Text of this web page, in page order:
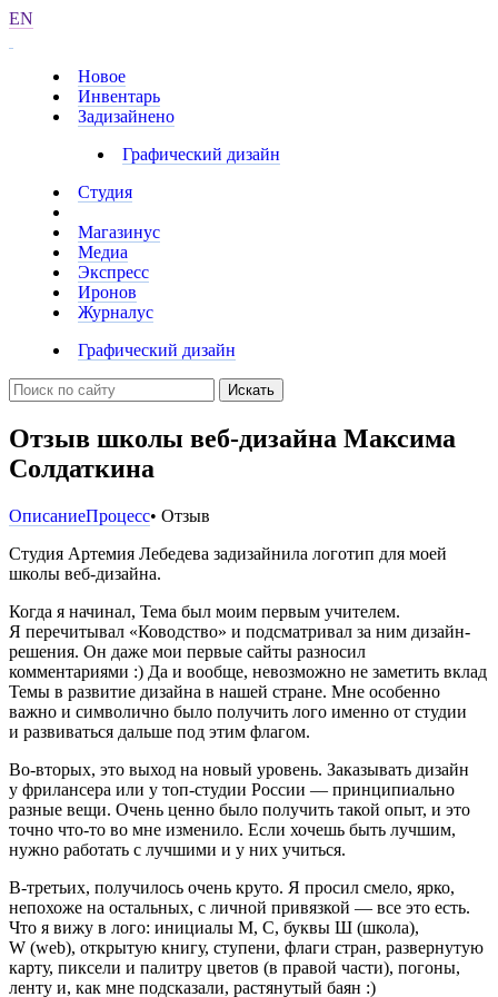
EN
Новое
Инвентарь
Задизайнено
Графический дизайн
Студия
Магазинус
Медиа
Экспресс
Иронов
Журналус
Графический дизайн
Искать
Отзыв школы веб-дизайна Максима
Солдаткина
ОписаниеПроцесс• Отзыв
Студия Артемия Лебедева задизайнила логотип для моей
школы веб-дизайна.
Когда я начинал, Тема был моим первым учителем.
Я перечитывал «Ководство» и подсматривал за ним дизайн-
решения. Он даже мои первые сайты разносил
комментариями :) Да и вообще, невозможно не заметить вклад
Темы в развитие дизайна в нашей стране. Мне особенно
важно и символично было получить лого именно от студии
и развиваться дальше под этим флагом.
Во-вторых, это выход на новый уровень. Заказывать дизайн
у фрилансера или у топ-студии России — принципиально
разные вещи. Очень ценно было получить такой опыт, и это
точно что-то во мне изменило. Если хочешь быть лучшим,
нужно работать с лучшими и у них учиться.
В-третьих, получилось очень круто. Я просил смело, ярко,
непохоже на остальных, с личной привязкой — все это есть.
Что я вижу в лого: инициалы М, С, буквы Ш (школа),
W (web), открытую книгу, ступени, флаги стран, развернутую
карту, пиксели и палитру цветов (в правой части), погоны,
ленту и, как мне подсказали, растянутый баян :)